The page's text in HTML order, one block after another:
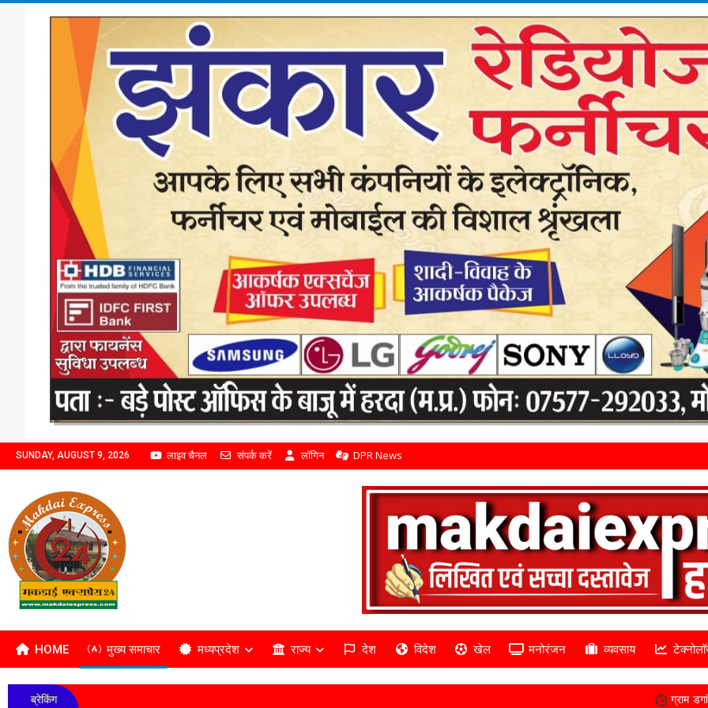
SUNDAY, AUGUST 9, 2026 लाइव चैनल संपर्क करें लॉगिन DPR News
HOME मुख्य समाचार मध्यप्रदेश राज्य देश विदेश खेल मनोरंजन व्यवसाय
ब्रेकिंग ग्राम डगांवानीमा चोरी मामले में